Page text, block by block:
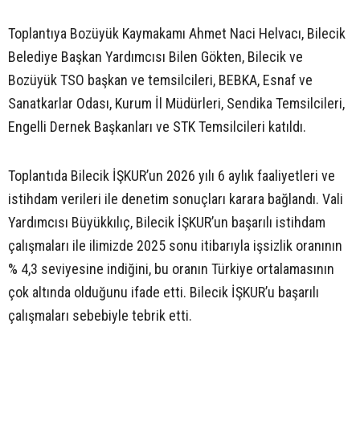
Toplantıya Bozüyük Kaymakamı Ahmet Naci Helvacı, Bilecik
Belediye Başkan Yardımcısı Bilen Gökten, Bilecik ve
Bozüyük TSO başkan ve temsilcileri, BEBKA, Esnaf ve
Sanatkarlar Odası, Kurum İl Müdürleri, Sendika Temsilcileri,
Engelli Dernek Başkanları ve STK Temsilcileri katıldı.
Toplantıda Bilecik İŞKUR’un 2026 yılı 6 aylık faaliyetleri ve
istihdam verileri ile denetim sonuçları karara bağlandı. Vali
Yardımcısı Büyükkılıç, Bilecik İŞKUR’un başarılı istihdam
çalışmaları ile ilimizde 2025 sonu itibarıyla işsizlik oranının
% 4,3 seviyesine indiğini, bu oranın Türkiye ortalamasının
çok altında olduğunu ifade etti. Bilecik İŞKUR’u başarılı
çalışmaları sebebiyle tebrik etti.